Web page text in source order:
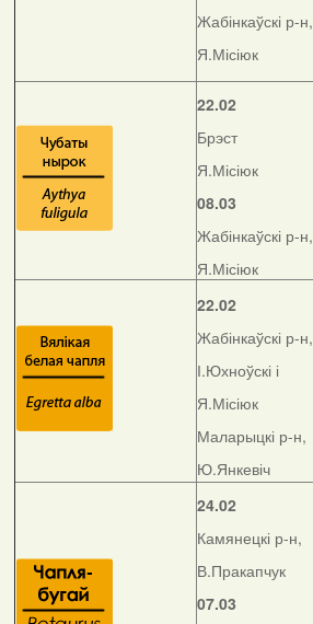
Жабінкаўскі р-н,
Я.Місіюк
22.02
Брэст
Я.Місіюк
08.03
Жабінкаўскі р-н,
Я.Місіюк
22.02
Жабінкаўскі р-н,
І.Юхноўскі і
Я.Місіюк
Маларыцкі р-н,
Ю.Янкевіч
24.02
Камянецкі р-н,
В.Пракапчук
07.03